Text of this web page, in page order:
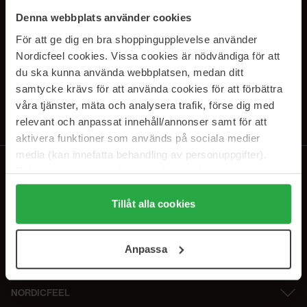
Denna webbplats använder cookies
För att ge dig en bra shoppingupplevelse använder
Nordicfeel cookies. Vissa cookies är nödvändiga för att
du ska kunna använda webbplatsen, medan ditt
samtycke krävs för att använda cookies för att förbättra
våra tjänster, mäta och analysera trafik, förse dig med
relevant och anpassat innehåll/annonser samt för att
aktivera funktioner som används på sociala medier
media (kan innefatta behandling av personuppgifter).
Genom att trycka på "Tillåt alla cookies" accepterar du
alla cookies, medan du under "Detaljer" kan anpassa
användningen av cookies. Du kan när som helst återkalla
samt vår Integritetspolicy.
Tillåt alla cookies
Anpassa
SUBSCRIBE TO OUR
NEWSLETTER
E-mail
Ved at abonnere accepterer du voresprivatlivspolitik. Afmeld til enhver
NORDICFEEL